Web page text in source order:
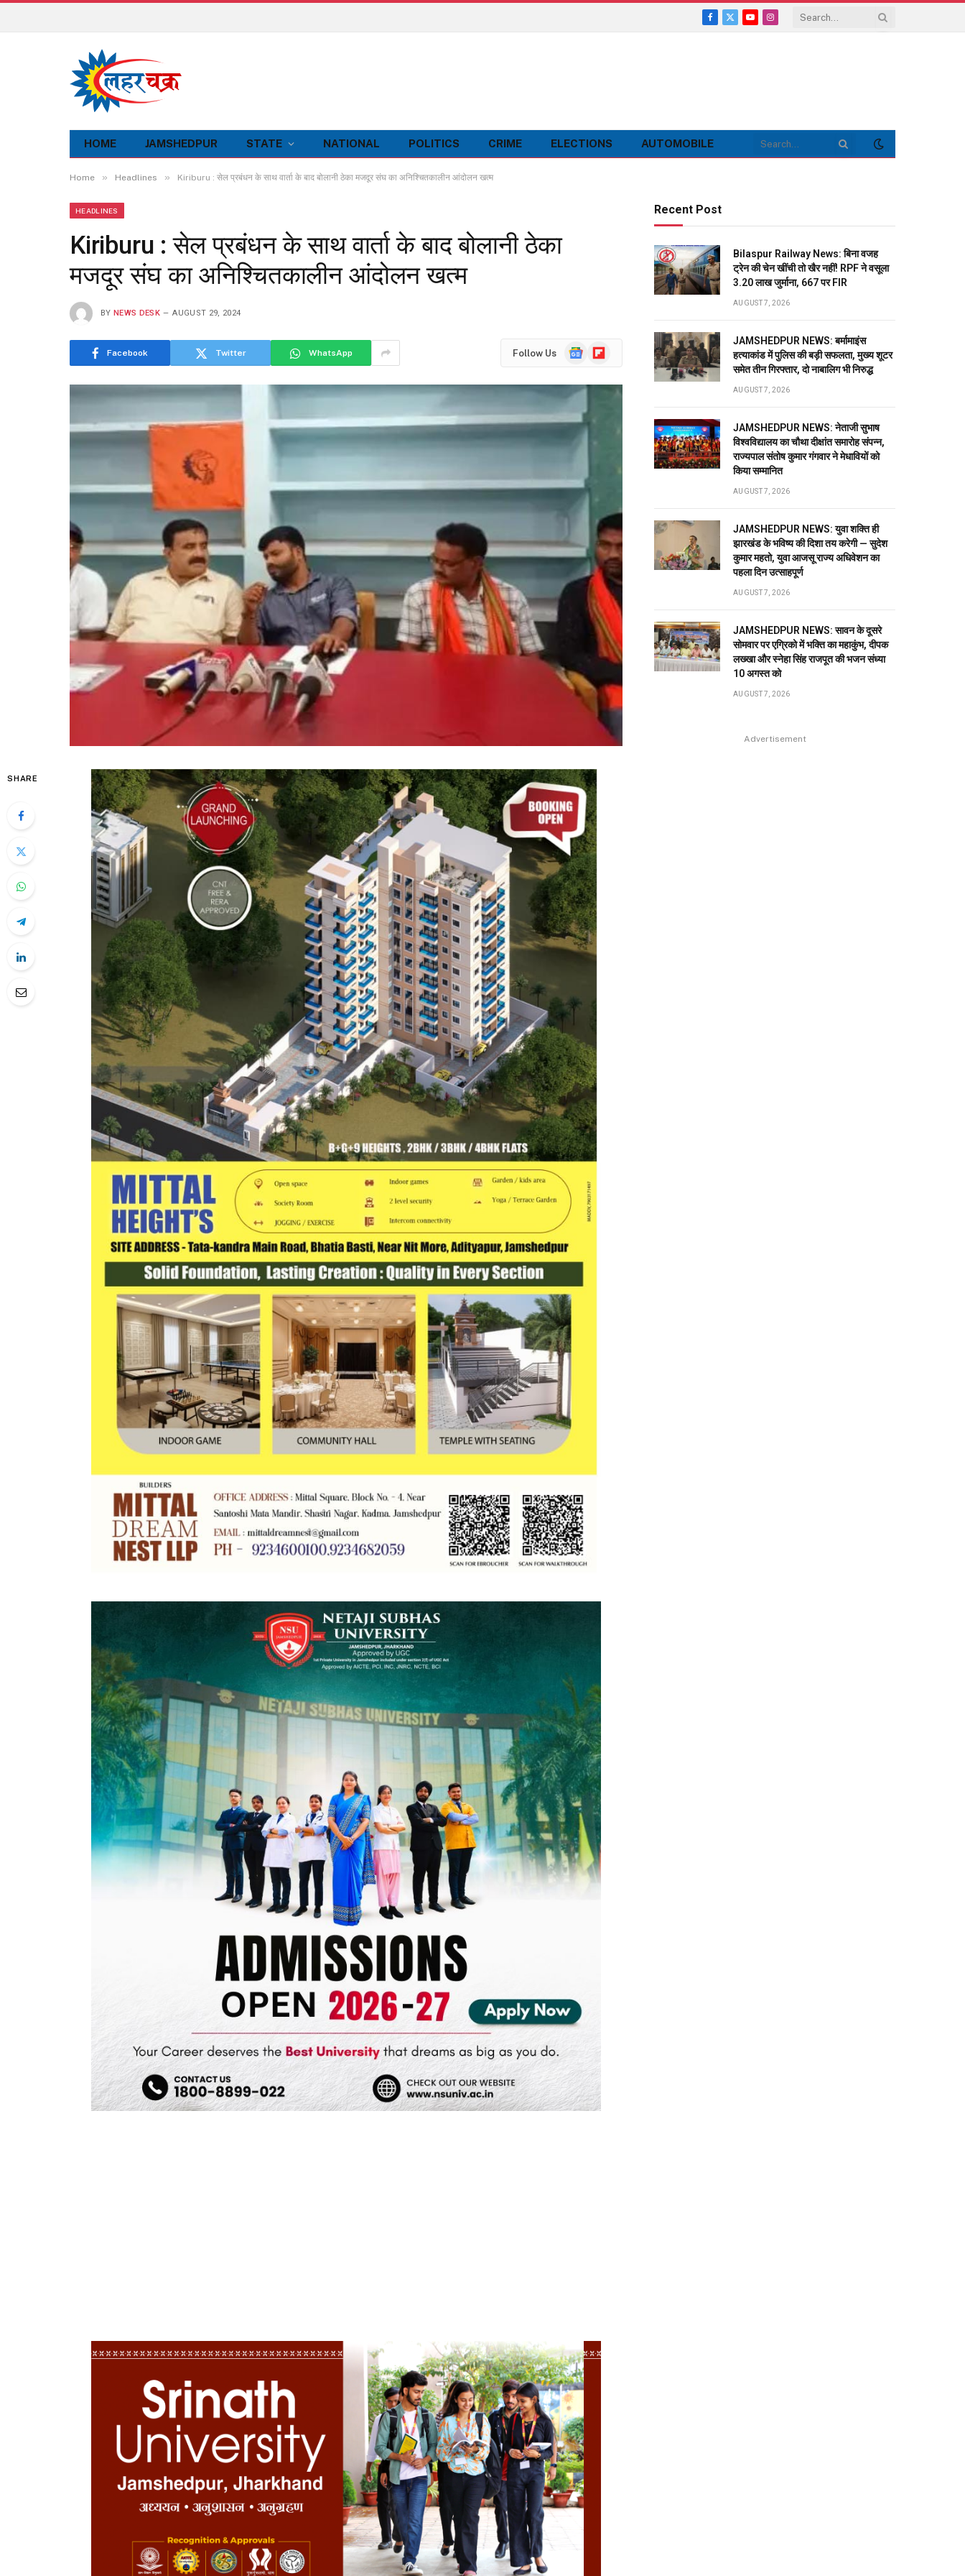
Facebook
X
YouTubeInstagram
HOME JAMSHEDPUR STATE NATIONAL POLITICS CRIME ELECTIONS AUTOMOBILE
Home » Headlines » Kiriburu : सेल प्रबंधन के साथ वार्ता के बाद बोलानी ठेका मजदूर संघ का अनिश्चितकालीन आंदोलन खत्म
HEADLINES
Kiriburu : सेल प्रबंधन के साथ वार्ता के बाद बोलानी ठेका
मजदूर संघ का अनिश्चितकालीन आंदोलन खत्म
BY NEWS DESK AUGUST 29, 2024
Facebook Twitter WhatsApp Follow Us
GoogleFlipboard
SHARE
Recent Post
Bilaspur Railway News: बिना वजह
ट्रेन की चेन खींची तो खैर नहीं! RPF ने वसूला
3.20 लाख जुर्माना, 667 पर FIR
AUGUST 7, 2026
JAMSHEDPUR NEWS: बर्मामाइंस
हत्याकांड में पुलिस की बड़ी सफलता, मुख्य शूटर
समेत तीन गिरफ्तार, दो नाबालिग भी निरुद्ध
AUGUST 7, 2026
JAMSHEDPUR NEWS: नेताजी सुभाष
विश्वविद्यालय का चौथा दीक्षांत समारोह संपन्न,
राज्यपाल संतोष कुमार गंगवार ने मेधावियों को
किया सम्मानित
AUGUST 7, 2026
JAMSHEDPUR NEWS: युवा शक्ति ही
झारखंड के भविष्य की दिशा तय करेगी — सुदेश
कुमार महतो, युवा आजसू राज्य अधिवेशन का
पहला दिन उत्साहपूर्ण
AUGUST 7, 2026
JAMSHEDPUR NEWS: सावन के दूसरे
सोमवार पर एग्रिको में भक्ति का महाकुंभ, दीपक
लख्खा और स्नेहा सिंह राजपूत की भजन संध्या
10 अगस्त को
AUGUST 7, 2026
Advertisement